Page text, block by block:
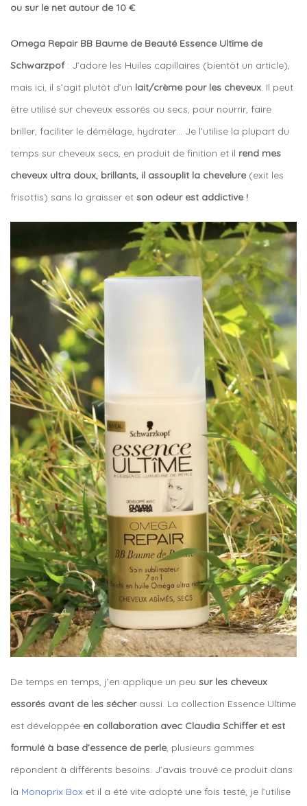
ou sur le net autour de 10 €
Omega Repair BB Baume de Beauté Essence Ultîme de
Schwarzpof: J’adore les Huiles capillaires (bientôt un article),
mais ici, il s’agit plutôt d’un lait/crème pour les cheveux. Il peut
être utilisé sur cheveux essorés ou secs, pour nourrir, faire
briller, faciliter le démêlage, hydrater… Je l’utilise la plupart du
temps sur cheveux secs, en produit de finition et il rend mes
cheveux ultra doux, brillants, il assouplit la chevelure (exit les
frisottis) sans la graisser et son odeur est addictive !
De temps en temps, j’en applique un peu sur les cheveux
essorés avant de les sécher aussi. La collection Essence Ultime
est développée en collaboration avec Claudia Schiffer et est
formulé à base d’essence de perle, plusieurs gammes
répondent à différents besoins. J’avais trouvé ce produit dans
la Monoprix Box et il a été vite adopté une fois testé, je l’utilise